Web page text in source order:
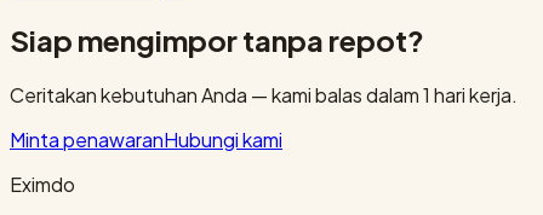
Siap mengimpor tanpa repot?
Ceritakan kebutuhan Anda — kami balas dalam 1 hari kerja.
Minta penawaranHubungi kami
Eximdo